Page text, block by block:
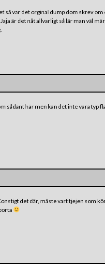
så var det orginal dump dom skrev
är det nåt allvarligt så lär man väl
sådant här men kan det inte vara typ
det där, måste vart tjejen som